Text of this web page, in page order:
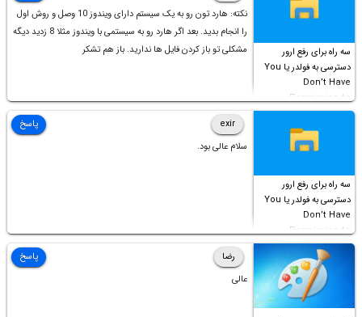
سه راه برای رفع ارور
دسترسی به فولدر یا You
Don’t Have
Permission to
Access this folder
نکته: هارد تون رو به یک سیستم دارای ویندوز 10 وصل و روش اول
را انجام بدید. بعد اگر هارد رو به سیستمی با ویندوز مثلا 8 زدید دیگه
مشکلی تو باز کردن فایل ها ندارید. باز هم تشکر
سه راه برای رفع ارور
دسترسی به فولدر یا You
Don’t Have
Permission to
Access this folder
exir
سلام عالی بود.
پاسخ
رضا
عالی
پاسخ